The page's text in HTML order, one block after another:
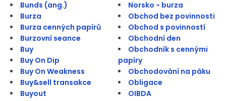
Bunds (ang.)
Burza
Burza cenných papírů
Burzovní seance
Buy
Buy On Dip
Buy On Weakness
Buy&sell transakce
Buyout
Norsko - burza
Obchod bez povinnosti
Obchod s povinností
Obchodní den
Obchodník s cennými
papíry
Obchodování na páku
Obligace
OIBDA